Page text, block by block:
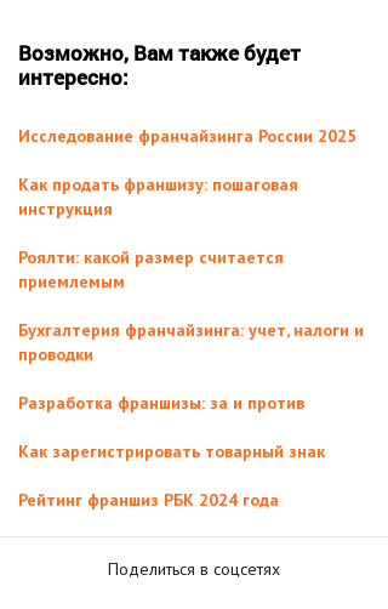
Возможно, Вам также будет
интересно:
Исследование франчайзинга России 2025
Как продать франшизу: пошаговая
инструкция
Роялти: какой размер считается
приемлемым
Бухгалтерия франчайзинга: учет, налоги и
проводки
Разработка франшизы: за и против
Как зарегистрировать товарный знак
Рейтинг франшиз РБК 2024 года
Поделиться в соцсетях